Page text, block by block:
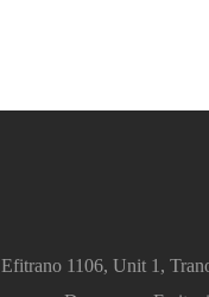
Efitrano 1106, Unit 1,